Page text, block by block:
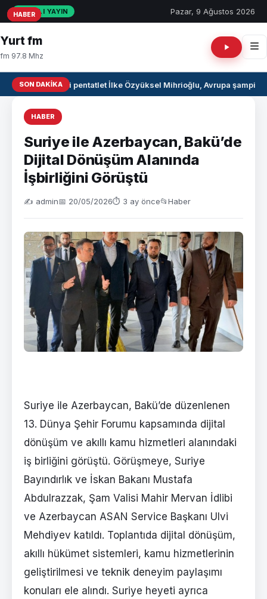
CANLI YAYIN Pazar, 9 Ağustos 2026
Yurt fm
fm 97.8 Mhz
SON DAKIKAMilli pentatlet İlke Özyüksel Mihrioğlu, Avrupa
HABER
Suriye ile Azerbaycan, Bakü’de
Dijital Dönüşüm Alanında
İşbirliğini Görüştü
✍️ admin📅 20/05/2026⏱ 3 ay önce📂Haber
Suriye ile Azerbaycan, Bakü’de düzenlenen
13. Dünya Şehir Forumu kapsamında dijital
dönüşüm ve akıllı kamu hizmetleri alanındaki
iş birliğini görüştü. Görüşmeye, Suriye
Bayındırlık ve İskan Bakanı Mustafa
Abdulrazzak, Şam Valisi Mahir Mervan İdlibi
ve Azerbaycan ASAN Service Başkanı Ulvi
Mehdiyev katıldı. Toplantıda dijital dönüşüm,
akıllı hükümet sistemleri, kamu hizmetlerinin
geliştirilmesi ve teknik deneyim paylaşımı
konuları ele alındı. Suriye heyeti ayrıca
HABER
HABER
HABER